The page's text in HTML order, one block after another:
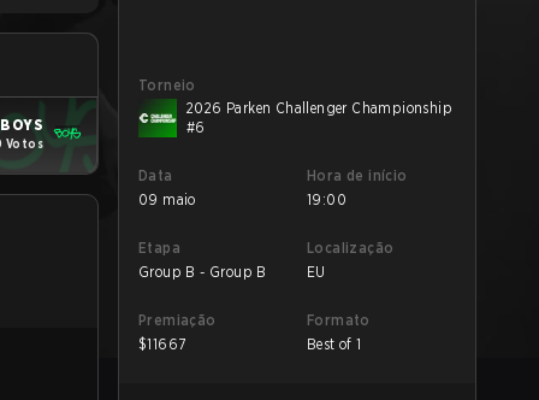
Votos
Torneio
2026 Parken Challenger Championship
#6
Data
09 maio
Hora de início
19:00
Etapa
Group B - Group B
Localização
EU
Premiação
$11667
Formato
Best of 1